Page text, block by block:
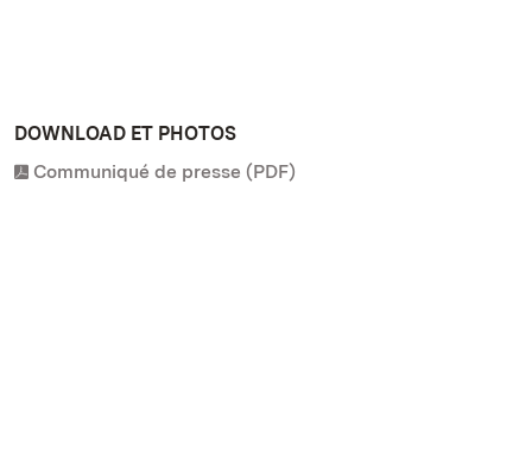
DOWNLOAD ET PHOTOS
Communiqué de presse (PDF)